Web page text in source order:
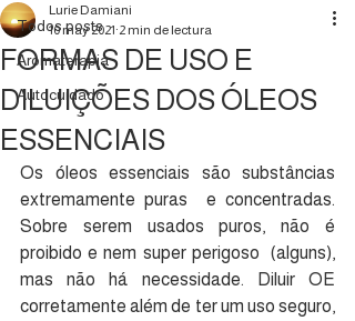
Todos posts
Aromaterapia
Autocuidado
FORMAS DE USO E
DILUIÇÕES DOS ÓLEOS
ESSENCIAIS
Lurie Damiani
10 may 2021 2 min de lectura
Os óleos essenciais são substâncias
extremamente puras  e concentradas.
Sobre serem usados puros, não é
proibido e nem super perigoso  (alguns),
mas não há necessidade. Diluir OE
corretamente além de ter um uso seguro,